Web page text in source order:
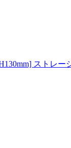
ストレ